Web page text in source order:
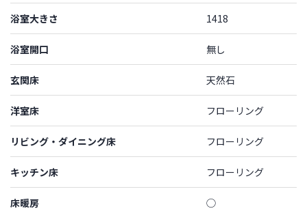
浴室大きさ 1418
浴室開口 無し
玄関床 天然石
洋室床 フローリング
リビング・ダイニング床 フローリング
キッチン床 フローリング
床暖房 ◯